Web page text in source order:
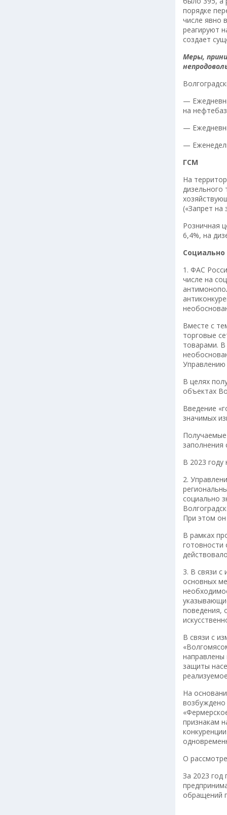
порядке
числе явно
реагируют
создает
Меры,
—
на
—
—
ГСМ
На
(«Запрет
Розничная
6,4%, на
1. ФАС
числе на
Вместе с
торговые
товарами.
В целях
объектах
Введение
значимых
заполнения
В 2023 году
2.
социально
При этом
В рамках
готовности
3. В связи
основных
поведения,
В связи с
направлены
защиты
На
признакам
О
За 2023 год
обращений